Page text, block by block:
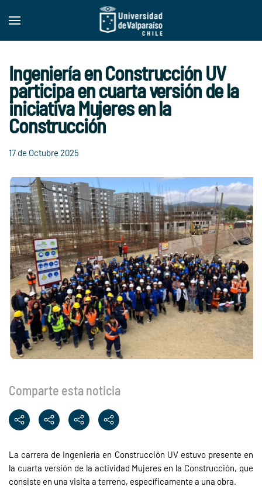
Skip to main content
Ingeniería en Construcción UV
participa en cuarta versión de la
iniciativa Mujeres en la
Construcción
17 de Octubre 2025
Comparte esta noticia
La carrera de Ingeniería en Construcción UV estuvo presente en
la cuarta versión de la actividad Mujeres en la Construcción, que
consiste en una visita a terreno, específicamente a una obra.